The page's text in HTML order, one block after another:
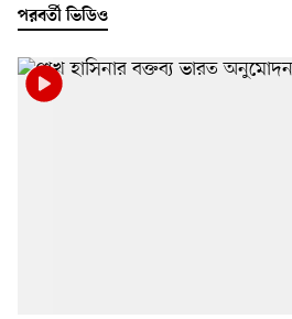
পরবর্তী ভিডিও